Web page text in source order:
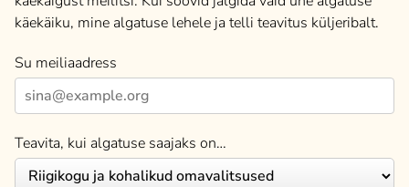
käekäiku, mine algatuse lehele ja telli teavitus küljeribalt.
Su meiliaadress
Teavita, kui algatuse saajaks on…